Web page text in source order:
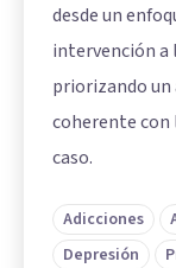
desde un
intervención a
priorizando
coherente con
caso.
Adicciones
Depresión